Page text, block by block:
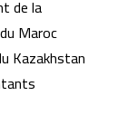
de la
Maroc
Kazakhstan